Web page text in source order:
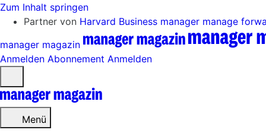
Zum Inhalt springen
Partner von Harvard Business manager manage
manager magazin
Anmelden Abonnement Anmelden
öffnen
Menü